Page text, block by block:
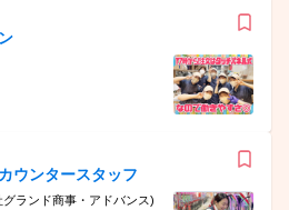
ウンタースタッフ
ランド商事・アドバンス)